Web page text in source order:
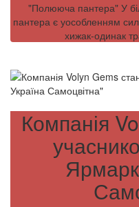
"Полююча пантера" У
пантера є уособленням
хижак-одинак
Компанія
учасником